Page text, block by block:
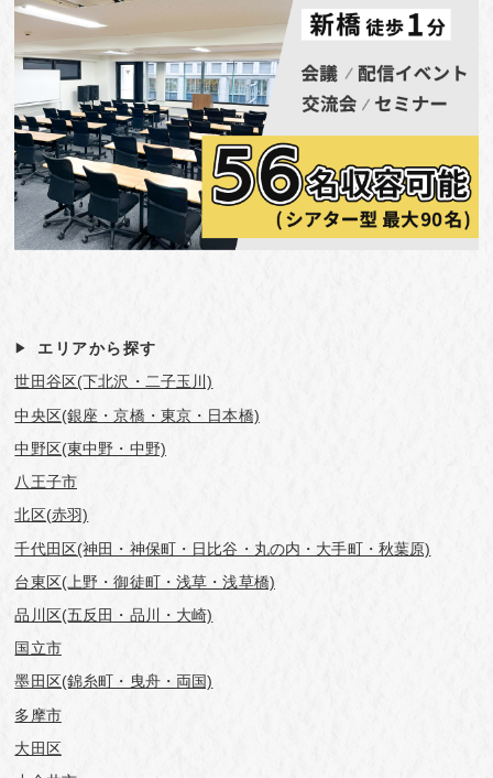
エリアから探す
世田谷区(下北沢・二子玉川)
中央区(銀座・京橋・東京・日本橋)
中野区(東中野・中野)
八王子市
北区(赤羽)
千代田区(神田・神保町・日比谷・丸の内・大手町・秋葉原)
台東区(上野・御徒町・浅草・浅草橋)
品川区(五反田・品川・大崎)
国立市
墨田区(錦糸町・曳舟・両国)
多摩市
大田区